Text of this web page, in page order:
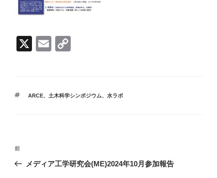
X
E
y
タ
ARCE、 土木科学シンポジウム、 水ラボ
投
前
の
前
メディア工学研究会(ME)2024年10月参加報告